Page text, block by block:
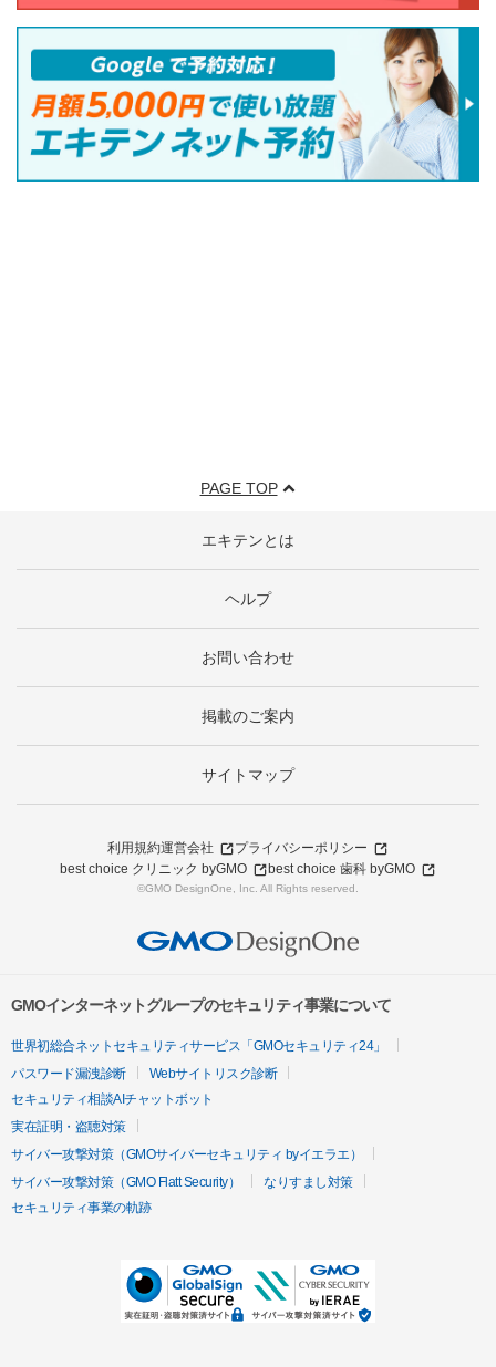
PAGE TOP
エキテンとは
ヘルプ
お問い合わせ
掲載のご案内
サイトマップ
利用規約運営会社
プライバシーポリシー
best choice クリニック byGMO
best choice 歯科 byGMO
©GMO DesignOne, Inc. All Rights reserved.
GMOインターネットグループのセキュリティ事業について
世界初総合ネットセキュリティサービス「GMOセキュリティ24」
パスワード漏洩診断
Webサイトリスク診断
セキュリティ相談AIチャットボット
実在証明・盗聴対策
サイバー攻撃対策（GMOサイバーセキュリティ byイエラエ）
サイバー攻撃対策（GMO Flatt Security）
なりすまし対策
セキュリティ事業の軌跡